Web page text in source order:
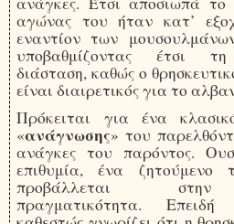
αγώνας του ήταν κατ’
εναντίον των
υποβαθμίζοντας έτσι τη
διάσταση, καθώς ο
είναι διαιρετικός για το
Πρόκειται για ένα
«ανάγνωσης» του
ανάγκες του παρόντος.
επιθυμία, ένα ζητούμενο
προβάλλεται στην
πραγματικότητα.